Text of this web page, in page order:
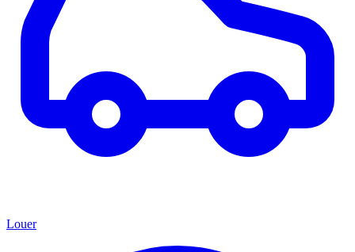
Louer